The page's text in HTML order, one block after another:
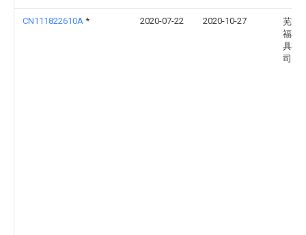
CN111822610A * 2020-07-22 2020-10-27
芜湖
福机
具有
司